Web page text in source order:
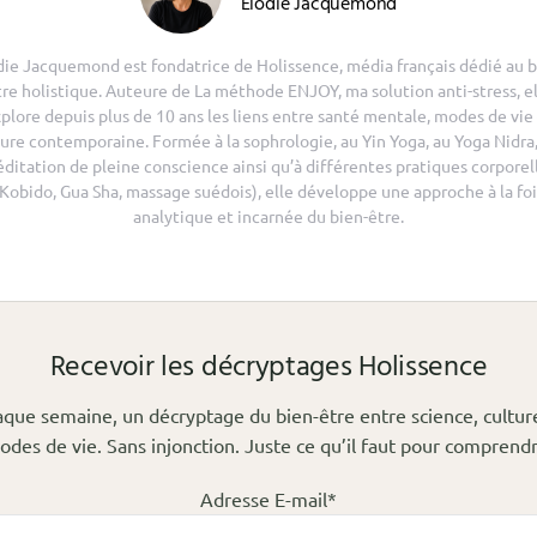
Jacquemond est fondatrice de Holissence, média français dédié au
holistique. Auteure de La méthode ENJOY, ma solution anti-stress,
depuis plus de 10 ans les liens entre santé mentale, modes de
contemporaine. Formée à la sophrologie, au Yin Yoga, au Yoga
de pleine conscience ainsi qu’à différentes pratiques
Gua Sha, massage suédois), elle développe une approche à la
analytique et incarnée du bien-être.
Recevoir les décryptages Holissence
semaine, un décryptage du bien-être entre science,
de vie. Sans injonction. Juste ce qu’il faut pour
Adresse E-mail*